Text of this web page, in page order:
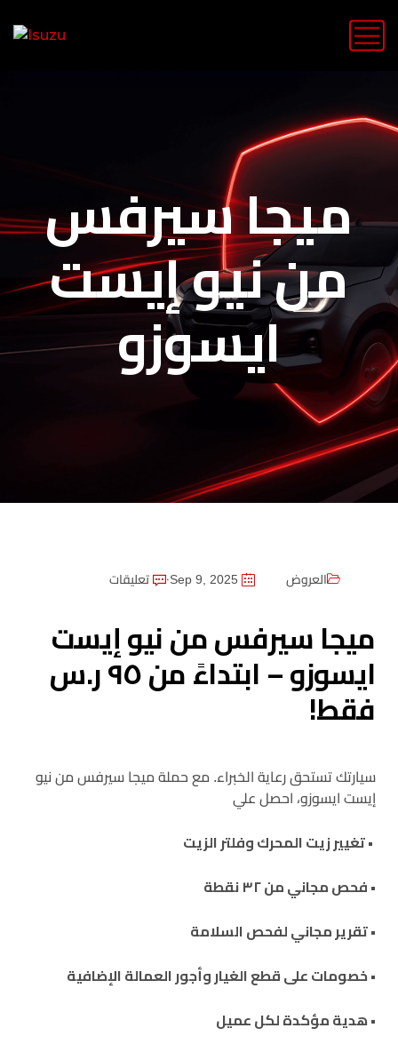
ميجا سيرفس
من نيو إيست
ايسوزو
العروض ٠ تعليقات
ميجا سيرفس من نيو إيست
ايسوزو – ابتداءً من ٩٥ ر.س
فقط!
سيارتك تستحق رعاية الخبراء. مع حملة ميجا سيرفس من نيو
إيست ايسوزو، احصل علي
تغيير زيت المحرك وفلتر الزيت •
فحص مجاني من ٣٢ نقطة •
تقرير مجاني لفحص السلامة •
خصومات على قطع الغيار وأجور العمالة الإضافية •
هدية مؤكدة لكل عميل •